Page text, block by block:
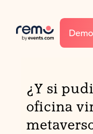
¿Y si
oficina